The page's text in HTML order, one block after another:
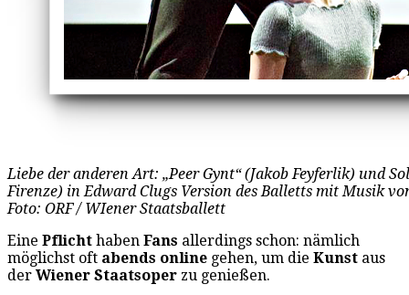
Liebe der anderen Art: „Peer Gynt“ (Jakob Feyferlik) und
Firenze) in Edward Clugs Version des Balletts mit Musik
Foto: ORF / WIener Staatsballett
Eine Pflicht haben Fans allerdings schon: nämlich
möglichst oft abends online gehen, um die Kunst aus
der Wiener Staatsoper zu genießen.